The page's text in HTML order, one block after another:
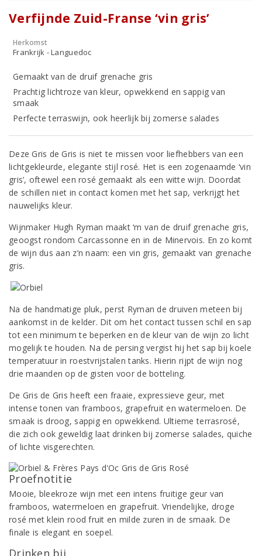
Verfijnde Zuid-Franse ‘vin gris’
Herkomst
Frankrijk - Languedoc
Gemaakt van de druif grenache gris
Prachtig lichtroze van kleur, opwekkend en sappig van
smaak
Perfecte terraswijn, ook heerlijk bij zomerse salades
Deze Gris de Gris is niet te missen voor liefhebbers van een
lichtgekleurde, elegante stijl rosé. Het is een zogenaamde ‘vin
gris’, oftewel een rosé gemaakt als een witte wijn. Doordat
de schillen niet in contact komen met het sap, verkrijgt het
nauwelijks kleur.
Wijnmaker Hugh Ryman maakt ‘m van de druif grenache gris,
geoogst rondom Carcassonne en in de Minervois. En zo komt
de wijn dus aan z’n naam: een vin gris, gemaakt van grenache
gris.
Na de handmatige pluk, perst Ryman de druiven meteen bij
aankomst in de kelder. Dit om het contact tussen schil en sap
tot een minimum te beperken en de kleur van de wijn zo licht
mogelijk te houden. Na de persing vergist hij het sap bij koele
temperatuur in roestvrijstalen tanks. Hierin rijpt de wijn nog
drie maanden op de gisten voor de botteling.
De Gris de Gris heeft een fraaie, expressieve geur, met
intense tonen van framboos, grapefruit en watermeloen. De
smaak is droog, sappig en opwekkend. Ultieme terrasrosé,
die zich ook geweldig laat drinken bij zomerse salades, quiche
of lichte visgerechten.
Proefnotitie
Mooie, bleekroze wijn met een intens fruitige geur van
framboos, watermeloen en grapefruit. Vriendelijke, droge
rosé met klein rood fruit en milde zuren in de smaak. De
finale is elegant en soepel.
Drinken bij